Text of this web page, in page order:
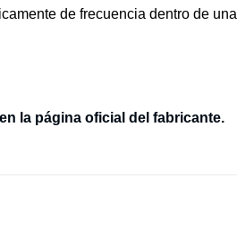
de frecuencia dentro de
la página oficial del fabricante.